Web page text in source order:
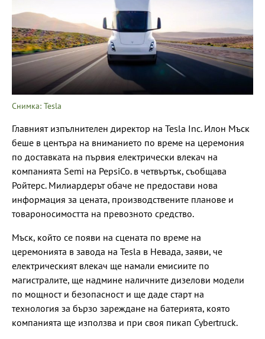
Снимка: Tesla
Главният изпълнителен директор на Tesla Inc. Илон Мъск
беше в центъра на вниманието по време на церемония
по доставката на първия електрически влекач на
компанията Semi на PepsiCo. в четвъртък, съобщава
Ройтерс. Милиардерът обаче не предостави нова
информация за цената, производствените планове и
товароносимостта на превозното средство.
Мъск, който се появи на сцената по време на
церемонията в завода на Tesla в Невада, заяви, че
електрическият влекач ще намали емисиите по
магистралите, ще надмине наличните дизелови модели
по мощност и безопасност и ще даде старт на
технология за бързо зареждане на батерията, която
компанията ще използва и при своя пикап Cybertruck.